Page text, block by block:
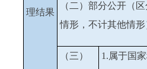
理结果
（二）部分公开（
情形，不计其他情形
（三）
1.属于国